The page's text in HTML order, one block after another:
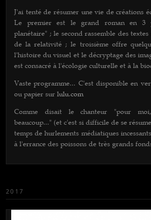
J'ai tenté de résumer une vie de créations
Le premier est le grand roman en 3
planétaire" ; le second rassemble des
de la relativité ; le troisième offre
l'histoire du visuel et le décryptage des
est consacré à l'écologie culturelle et à la
Vaste programme... C'est disponible en
ou papier sur lulu.com
Comme disait le chanteur "pour
beaucoup..." (et c'est si difficile de se
temps de hurlements médiatiques
à l'errance des poissons de très grands
2017